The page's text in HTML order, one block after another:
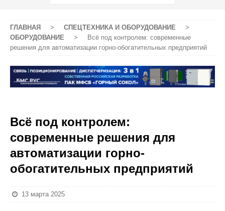
ГЛАВНАЯ > СПЕЦТЕХНИКА И ОБОРУДОВАНИЕ
>
ОБОРУДОВАНИЕ
>
Всё под контролем: современные
решения для автоматизации горно-обогатительных предприятий
Всё под контролем:
современные решения для
автоматизации горно-
обогатительных предприятий
13 марта 2025